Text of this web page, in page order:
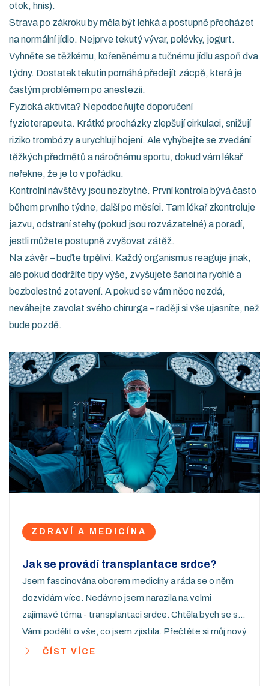
otok, hnis).
Strava po zákroku by měla být lehká a postupně přecházet
na normální jídlo. Nejprve tekutý vývar, polévky, jogurt.
Vyhněte se těžkému, kořeněnému a tučnému jídlu aspoň dva
týdny. Dostatek tekutin pomáhá předejít zácpě, která je
častým problémem po anestezii.
Fyzická aktivita? Nepodceňujte doporučení
fyzioterapeuta. Krátké procházky zlepšují cirkulaci, snižují
riziko trombózy a urychlují hojení. Ale vyhýbejte se zvedání
těžkých předmětů a náročnému sportu, dokud vám lékař
neřekne, že je to v pořádku.
Kontrolní návštěvy jsou nezbytné. První kontrola bývá často
během prvního týdne, další po měsíci. Tam lékař zkontroluje
jazvu, odstraní stehy (pokud jsou rozvázatelné) a poradí,
jestli můžete postupně zvyšovat zátěž.
Na závěr – buďte trpěliví. Každý organismus reaguje jinak,
ale pokud dodržíte tipy výše, zvyšujete šanci na rychlé a
bezbolestné zotavení. A pokud se vám něco nezdá,
neváhejte zavolat svého chirurga – raději si vše ujasníte, než
bude pozdě.
ZDRAVÍ A MEDICÍNA
Jak se provádí transplantace srdce?
Jsem fascinována oborem medicíny a ráda se o něm
dozvídám více. Nedávno jsem narazila na velmi
zajímavé téma - transplantaci srdce. Chtěla bych se s
Vámi podělit o vše, co jsem zjistila. Přečtěte si můj nový
příspěvek, kde se podrobně zaměřuji na tento složitý
ČÍST VÍCE